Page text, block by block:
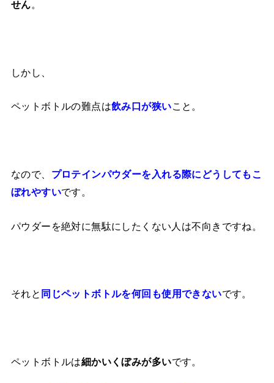
せん。
しかし、
ペットボトルの難点は飲み口が狭いこと。
なので、
プロテインパウダーを入れる際にどうしてもこ
ぼれやすいです。
パウダーを絶対に無駄にしたくない人は不向きですね。
それと 同じペットボトルを何回も使用できないです。
ペットボトルは細かいくぼみが多いです。